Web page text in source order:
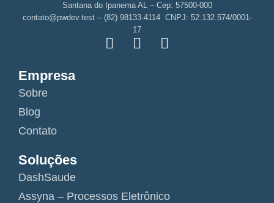
Santana do Ipanema AL – Cep: 57500-000
contato@pwdev.test – (82) 98133-4114 CNPJ: 52.132.574/0001-
17
Empresa
Sobre
Blog
Contato
Soluções
DashSaude
Assyna – Processos Eletrônico